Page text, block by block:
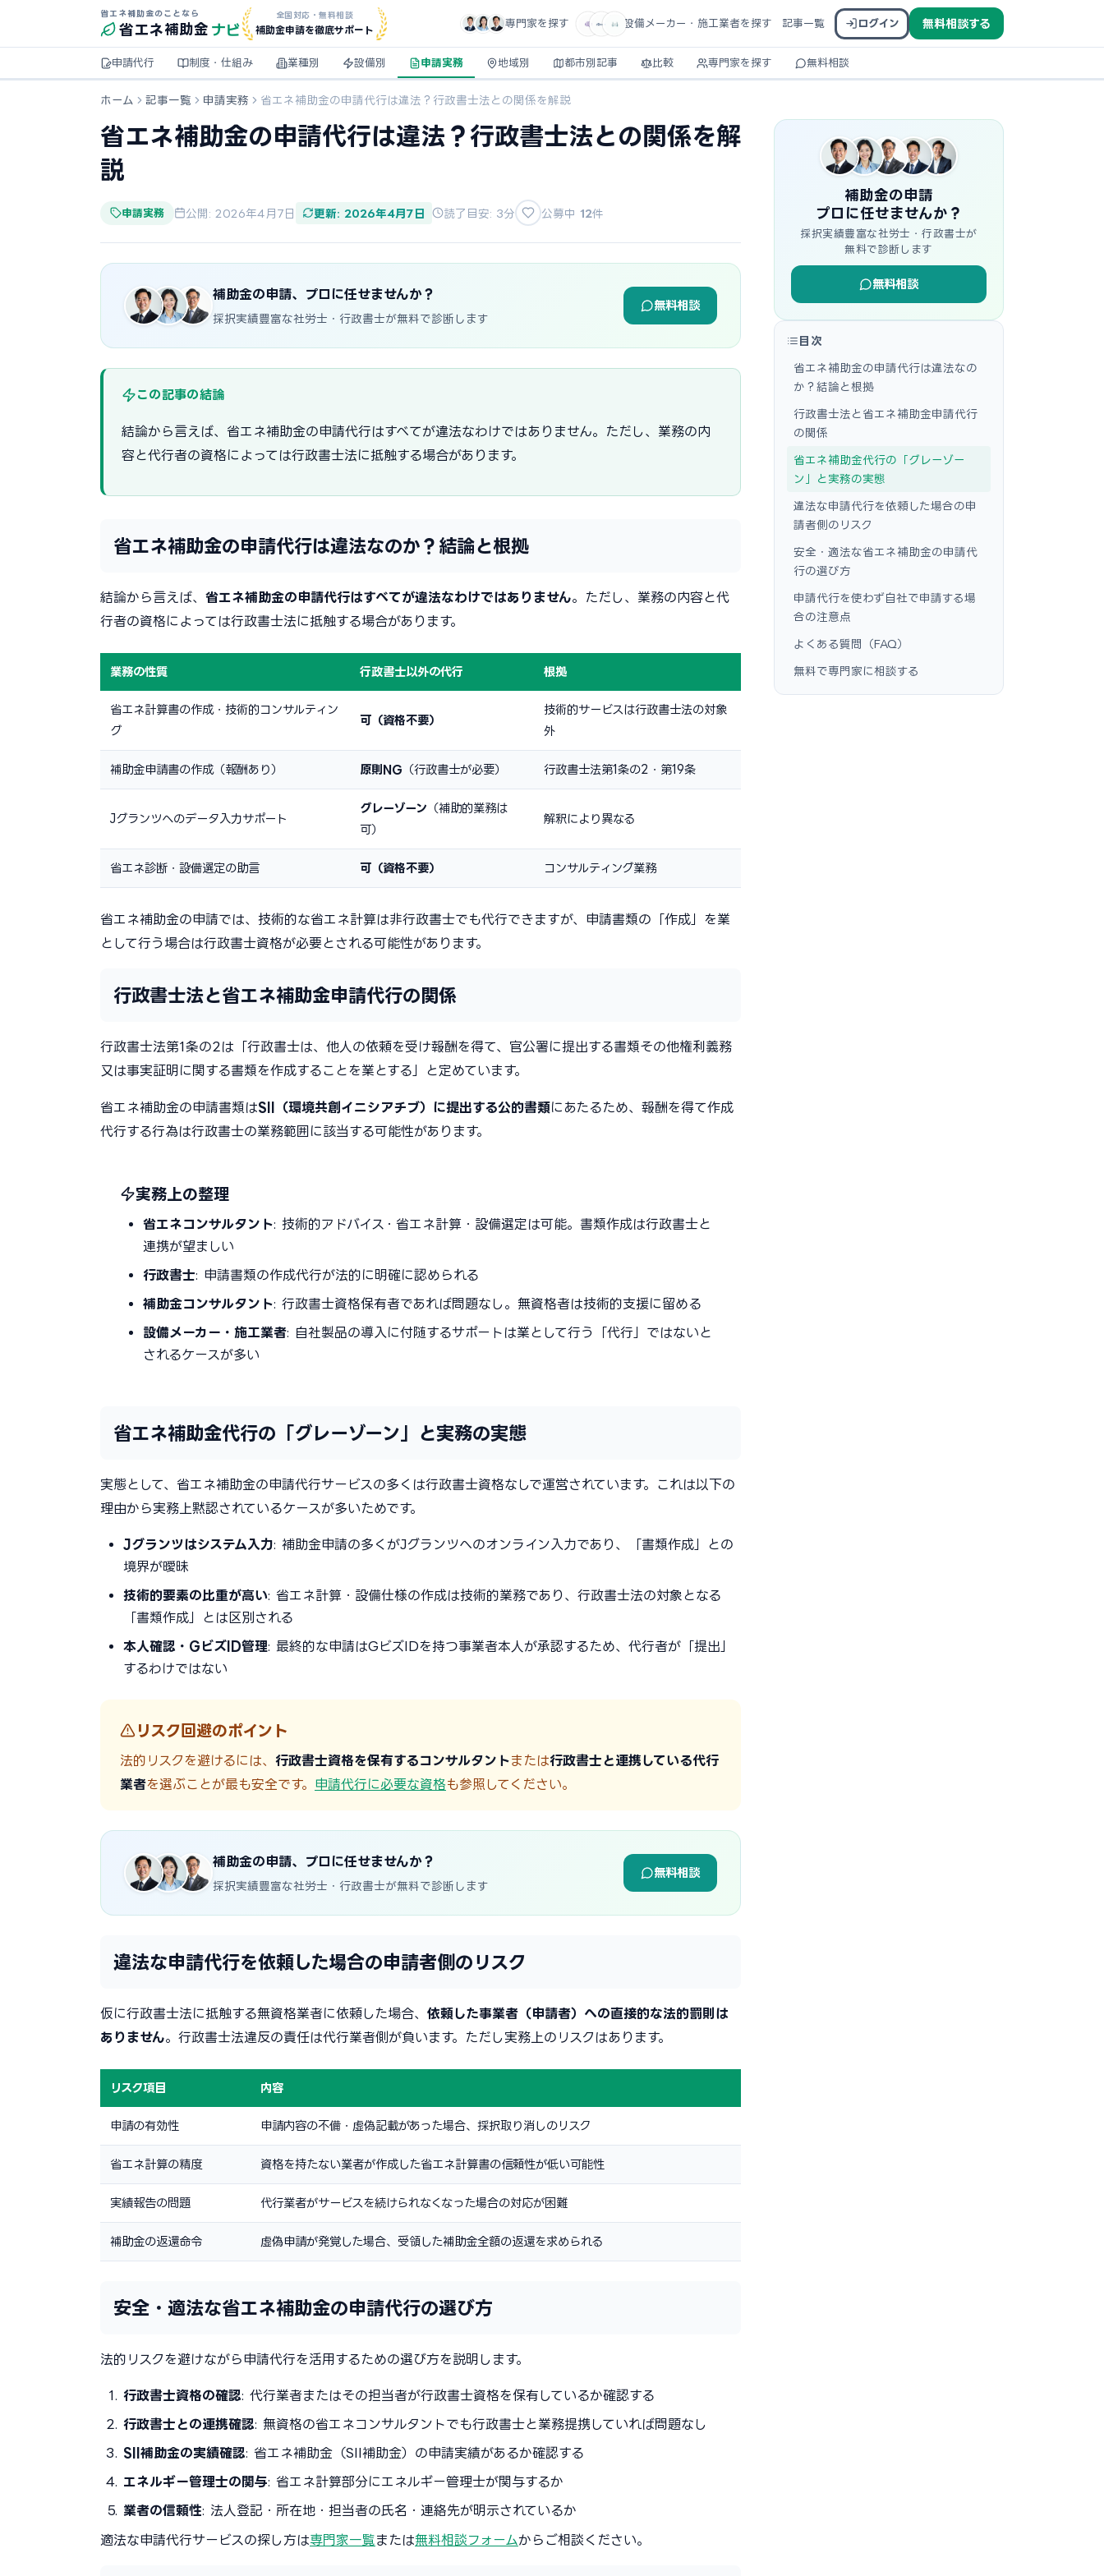
省エネ補助金のことなら
省エネ補助金 ナビ
全国対応・無料相談
補助金申請を徹底サポート
専門家を探す 設備メーカー・施工業者を探す 記事一覧 ログイン 無料相談する
申請代行 制度・仕組み 業種別 設備別 申請実務 地域別 都市別記事 比較 専門家を探す 無料相談
ホーム 記事一覧 申請実務 省エネ補助金の申請代行は違法？行政書士法との関係を解説
省エネ補助金の申請代行は違法？行政書士法との関係を解
説
申請実務 公開: 2026年4月7日 更新: 2026年4月7日 読了目安: 3分 公募中 12件
補助金の申請、プロに任せませんか？
採択実績豊富な社労士・行政書士が無料で診断します
無料相談
この記事の結論
結論から言えば、省エネ補助金の申請代行はすべてが違法なわけではありません。ただし、業務の内
容と代行者の資格によっては行政書士法に抵触する場合があります。
省エネ補助金の申請代行は違法なのか？結論と根拠
結論から言えば、 省エネ補助金の申請代行はすべてが違法なわけではありません。ただし、業務の内容と代
行者の資格によっては行政書士法に抵触する場合があります。
業務の性質 行政書士以外の代行 根拠
省エネ計算書の作成・技術的コンサルティン
グ
可（資格不要）
技術的サービスは行政書士法の対象
外
補助金申請書の作成（報酬あり） 原則NG （行政書士が必要） 行政書士法第1条の2・第19条
Jグランツへのデータ入力サポート
グレーゾーン （補助的業務は
可）
解釈により異なる
省エネ診断・設備選定の助言 可（資格不要） コンサルティング業務
省エネ補助金の申請では、技術的な省エネ計算は非行政書士でも代行できますが、申請書類の「作成」を業
として行う場合は行政書士資格が必要とされる可能性があります。
行政書士法と省エネ補助金申請代行の関係
行政書士法第1条の2は「行政書士は、他人の依頼を受け報酬を得て、官公署に提出する書類その他権利義務
又は事実証明に関する書類を作成することを業とする」と定めています。
省エネ補助金の申請書類はSII（環境共創イニシアチブ）に提出する公的書類にあたるため、報酬を得て作成
代行する行為は行政書士の業務範囲に該当する可能性があります。
実務上の整理
省エネコンサルタント: 技術的アドバイス・省エネ計算・設備選定は可能。書類作成は行政書士と
連携が望ましい
行政書士: 申請書類の作成代行が法的に明確に認められる
補助金コンサルタント: 行政書士資格保有者であれば問題なし。無資格者は技術的支援に留める
設備メーカー・施工業者: 自社製品の導入に付随するサポートは業として行う「代行」ではないと
されるケースが多い
省エネ補助金代行の「グレーゾーン」と実務の実態
実態として、省エネ補助金の申請代行サービスの多くは行政書士資格なしで運営されています。これは以下の
理由から実務上黙認されているケースが多いためです。
Jグランツはシステム入力: 補助金申請の多くがJグランツへのオンライン入力であり、「書類作成」との
境界が曖昧
技術的要素の比重が高い: 省エネ計算・設備仕様の作成は技術的業務であり、行政書士法の対象となる
「書類作成」とは区別される
本人確認・GビズID管理: 最終的な申請はGビズIDを持つ事業者本人が承認するため、代行者が「提出」
するわけではない
リスク回避のポイント
法的リスクを避けるには、 行政書士資格を保有するコンサルタントまたは行政書士と連携している代行
業者を選ぶことが最も安全です。 申請代行に必要な資格も参照してください。
補助金の申請、プロに任せませんか？
採択実績豊富な社労士・行政書士が無料で診断します
無料相談
違法な申請代行を依頼した場合の申請者側のリスク
仮に行政書士法に抵触する無資格業者に依頼した場合、 依頼した事業者（申請者）への直接的な法的罰則は
ありません。行政書士法違反の責任は代行業者側が負います。ただし実務上のリスクはあります。
リスク項目 内容
申請の有効性 申請内容の不備・虚偽記載があった場合、採択取り消しのリスク
省エネ計算の精度 資格を持たない業者が作成した省エネ計算書の信頼性が低い可能性
実績報告の問題 代行業者がサービスを続けられなくなった場合の対応が困難
補助金の返還命令 虚偽申請が発覚した場合、受領した補助金全額の返還を求められる
安全・適法な省エネ補助金の申請代行の選び方
法的リスクを避けながら申請代行を活用するための選び方を説明します。
行政書士資格の確認: 代行業者またはその担当者が行政書士資格を保有しているか確認する
行政書士との連携確認: 無資格の省エネコンサルタントでも行政書士と業務提携していれば問題なし
SII補助金の実績確認: 省エネ補助金（SII補助金）の申請実績があるか確認する
エネルギー管理士の関与: 省エネ計算部分にエネルギー管理士が関与するか
業者の信頼性: 法人登記・所在地・担当者の氏名・連絡先が明示されているか
適法な申請代行サービスの探し方は専門家一覧または無料相談フォームからご相談ください。
補助金の申請
プロに任せませんか？
採択実績豊富な社労士・行政書士が
無料で診断します
無料相談
目次
省エネ補助金の申請代行は違法なの
か？結論と根拠
行政書士法と省エネ補助金申請代行
の関係
省エネ補助金代行の「グレーゾー
ン」と実務の実態
違法な申請代行を依頼した場合の申
請者側のリスク
安全・適法な省エネ補助金の申請代
行の選び方
申請代行を使わず自社で申請する場
合の注意点
よくある質問（FAQ）
無料で専門家に相談する